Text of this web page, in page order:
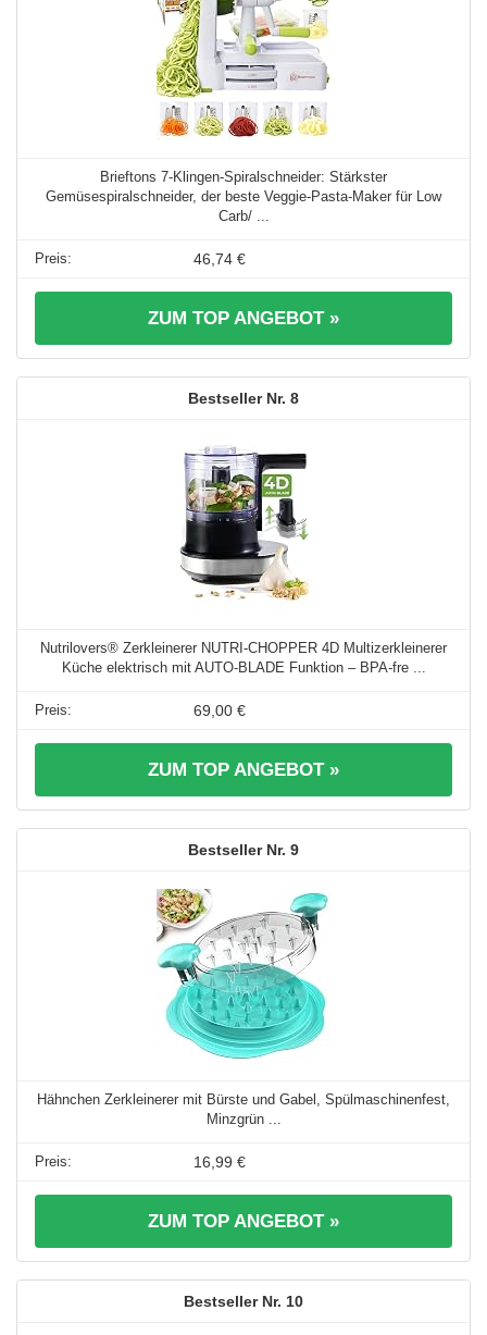
Brieftons 7-Klingen-Spiralschneider: Stärkster
Gemüsespiralschneider, der beste Veggie-Pasta-Maker für Low
Carb/ ...
46,74 €
ZUM TOP ANGEBOT »
8
Nutrilovers® Zerkleinerer NUTRI-CHOPPER 4D Multizerkleinerer
Küche elektrisch mit AUTO-BLADE Funktion – BPA-fre ...
69,00 €
ZUM TOP ANGEBOT »
9
Hähnchen Zerkleinerer mit Bürste und Gabel, Spülmaschinenfest,
Minzgrün ...
16,99 €
ZUM TOP ANGEBOT »
10